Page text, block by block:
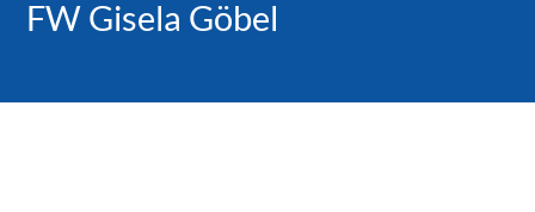
FW Gisela Göbel